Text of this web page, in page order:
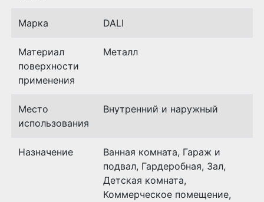
Марка DALI
Материал
поверхности
применения
Металл
Место
использования
Внутренний и наружный
Назначение
Ванная комната, Гараж и
подвал, Гардеробная, Зал,
Детская комната,
Коммерческое помещение,